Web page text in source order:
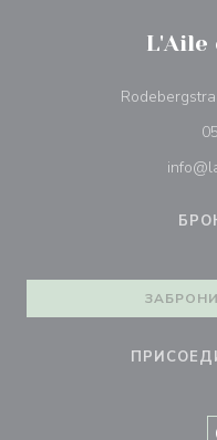
L'Aile